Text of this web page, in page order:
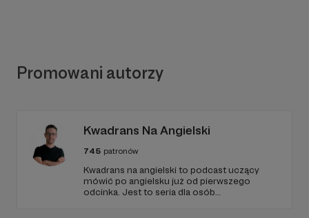
Promowani autorzy
Kwadrans Na Angielski
745 patronów
Kwadrans na angielski to podcast uczący
mówić po angielsku już od pierwszego
odcinka. Jest to seria dla osób